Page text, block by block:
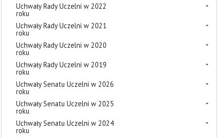
Uchwały Rady Uczelni w 2022
roku
Uchwały Rady Uczelni w 2021
roku
Uchwały Rady Uczelni w 2020
roku
Uchwały Rady Uczelni w 2019
roku
Uchwały Senatu Uczelni w 2026
roku
Uchwały Senatu Uczelni w 2025
roku
Uchwały Senatu Uczelni w 2024
roku